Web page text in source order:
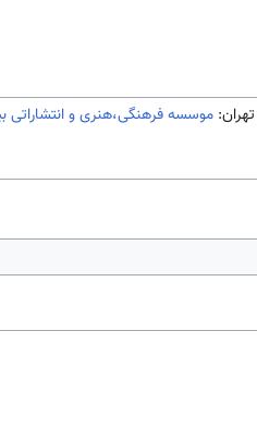
موسسه فرهنگی،هنری و انتشاراتی